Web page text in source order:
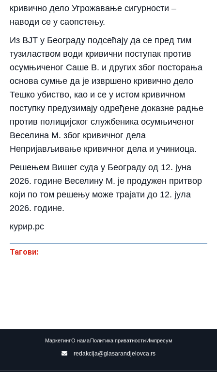
кривично дело Угрожавање сигурности –
наводи се у саопстењу.
Из ВЈТ у Београду подсећају да се пред тим
тузилаством води кривични поступак против
осумњиченог Саше В. и других због посторања
основа сумње да је извршено кривично дело
Тешко убиство, као и се у истом кривичном
поступку предузимају одређене доказне радње
против полицијског службеника осумњиченог
Веселина М. због кривичног дела
Непријављивање кривичног дела и учиниоца.
Решењем Вишег суда у Београду од 12. јуна
2026. године Веселину М. је продужен притвор
који по том решењу може трајати до 12. јула
2026. године.
курир.рс
Тагови:
МаркетингО намаПолитика приватности Импресум
redakcija@glasarandjelovca.rs